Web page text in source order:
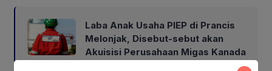
Laba Anak Usaha PIEP di Prancis
Melonjak, Disebut-sebut akan
Akuisisi Perusahaan Migas Kanada